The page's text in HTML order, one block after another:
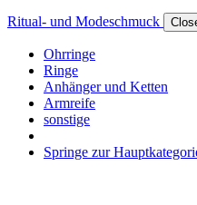
Ritual- und Modeschmuck
Ohrringe
Ringe
Anhänger und Ketten
Armreife
sonstige
Springe zur